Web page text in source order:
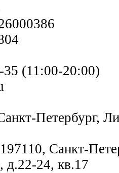
35 (11:00-20:00)
Петербург,
Санкт-
д.22-24, кв.17